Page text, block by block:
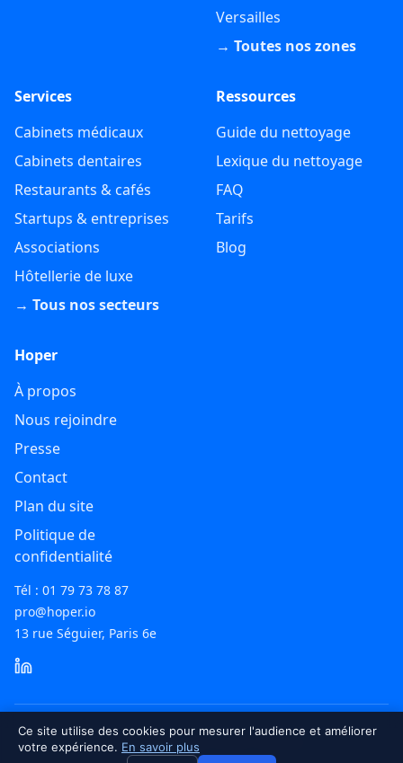
Ce site utilise des cookies pour mesurer l'audience et améliorer
votre expérience. En savoir plus
Versailles
→ Toutes nos zones
Services
Cabinets médicaux
Cabinets dentaires
Restaurants & cafés
Startups & entreprises
Associations
Hôtellerie de luxe
→ Tous nos secteurs
Ressources
Guide du nettoyage
Lexique du nettoyage
FAQ
Tarifs
Blog
Hoper
À propos
Nous rejoindre
Presse
Contact
Plan du site
Politique de
confidentialité
Tél : 01 79 73 78 87
pro@hoper.io
13 rue Séguier, Paris 6e
©2026 Hoper. Tous droits réservés.